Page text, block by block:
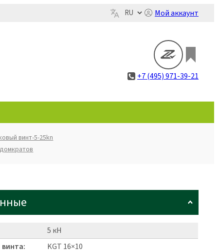
Мой аккаунт
+7 (495) 971-39-21
винт-5-25kn
5 кН
KGT 16×10